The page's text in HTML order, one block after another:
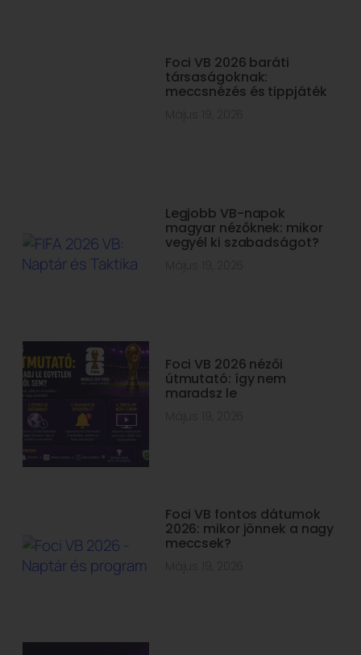
Foci VB 2026 baráti
társaságoknak:
meccsnézés és tippjáték
Legjobb VB-napok
magyar nézőknek: mikor
vegyél ki szabadságot?
Foci VB 2026 nézői
útmutató: így nem
maradsz le
Foci VB fontos dátumok
2026: mikor jönnek a nagy
meccsek?